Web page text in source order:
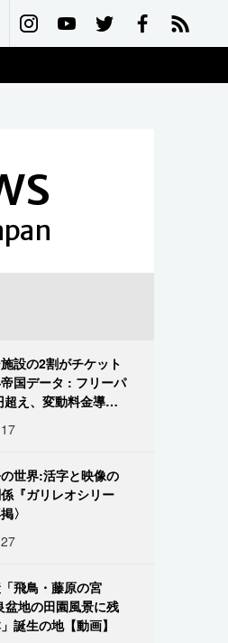
設の2割がチケット
国データ : フリーパ
超え、変動料金導入
世界:活字と映像の
『ガリレオシリー
〉
飛鳥・藤原の宮
盆地の田園風景に残
誕生の地【動画】